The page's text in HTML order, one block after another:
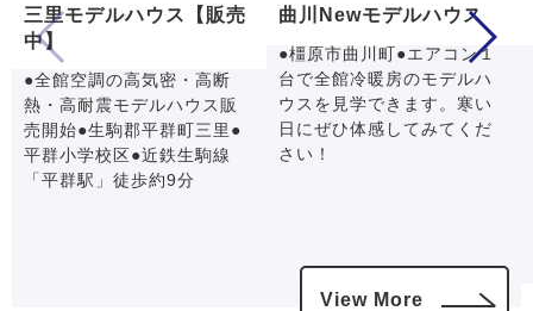
三里モデルハウス【販売
中】
●全館空調の高気密・高断
熱・高耐震モデルハウス販
売開始●生駒郡平群町三里●
平群小学校区●近鉄生駒線
「平群駅」徒歩約9分
曲川Newモデルハウス
●橿原市曲川町●エアコン１
台で全館冷暖房のモデルハ
ウスを見学できます。寒い
日にぜひ体感してみてくだ
さい！
View More